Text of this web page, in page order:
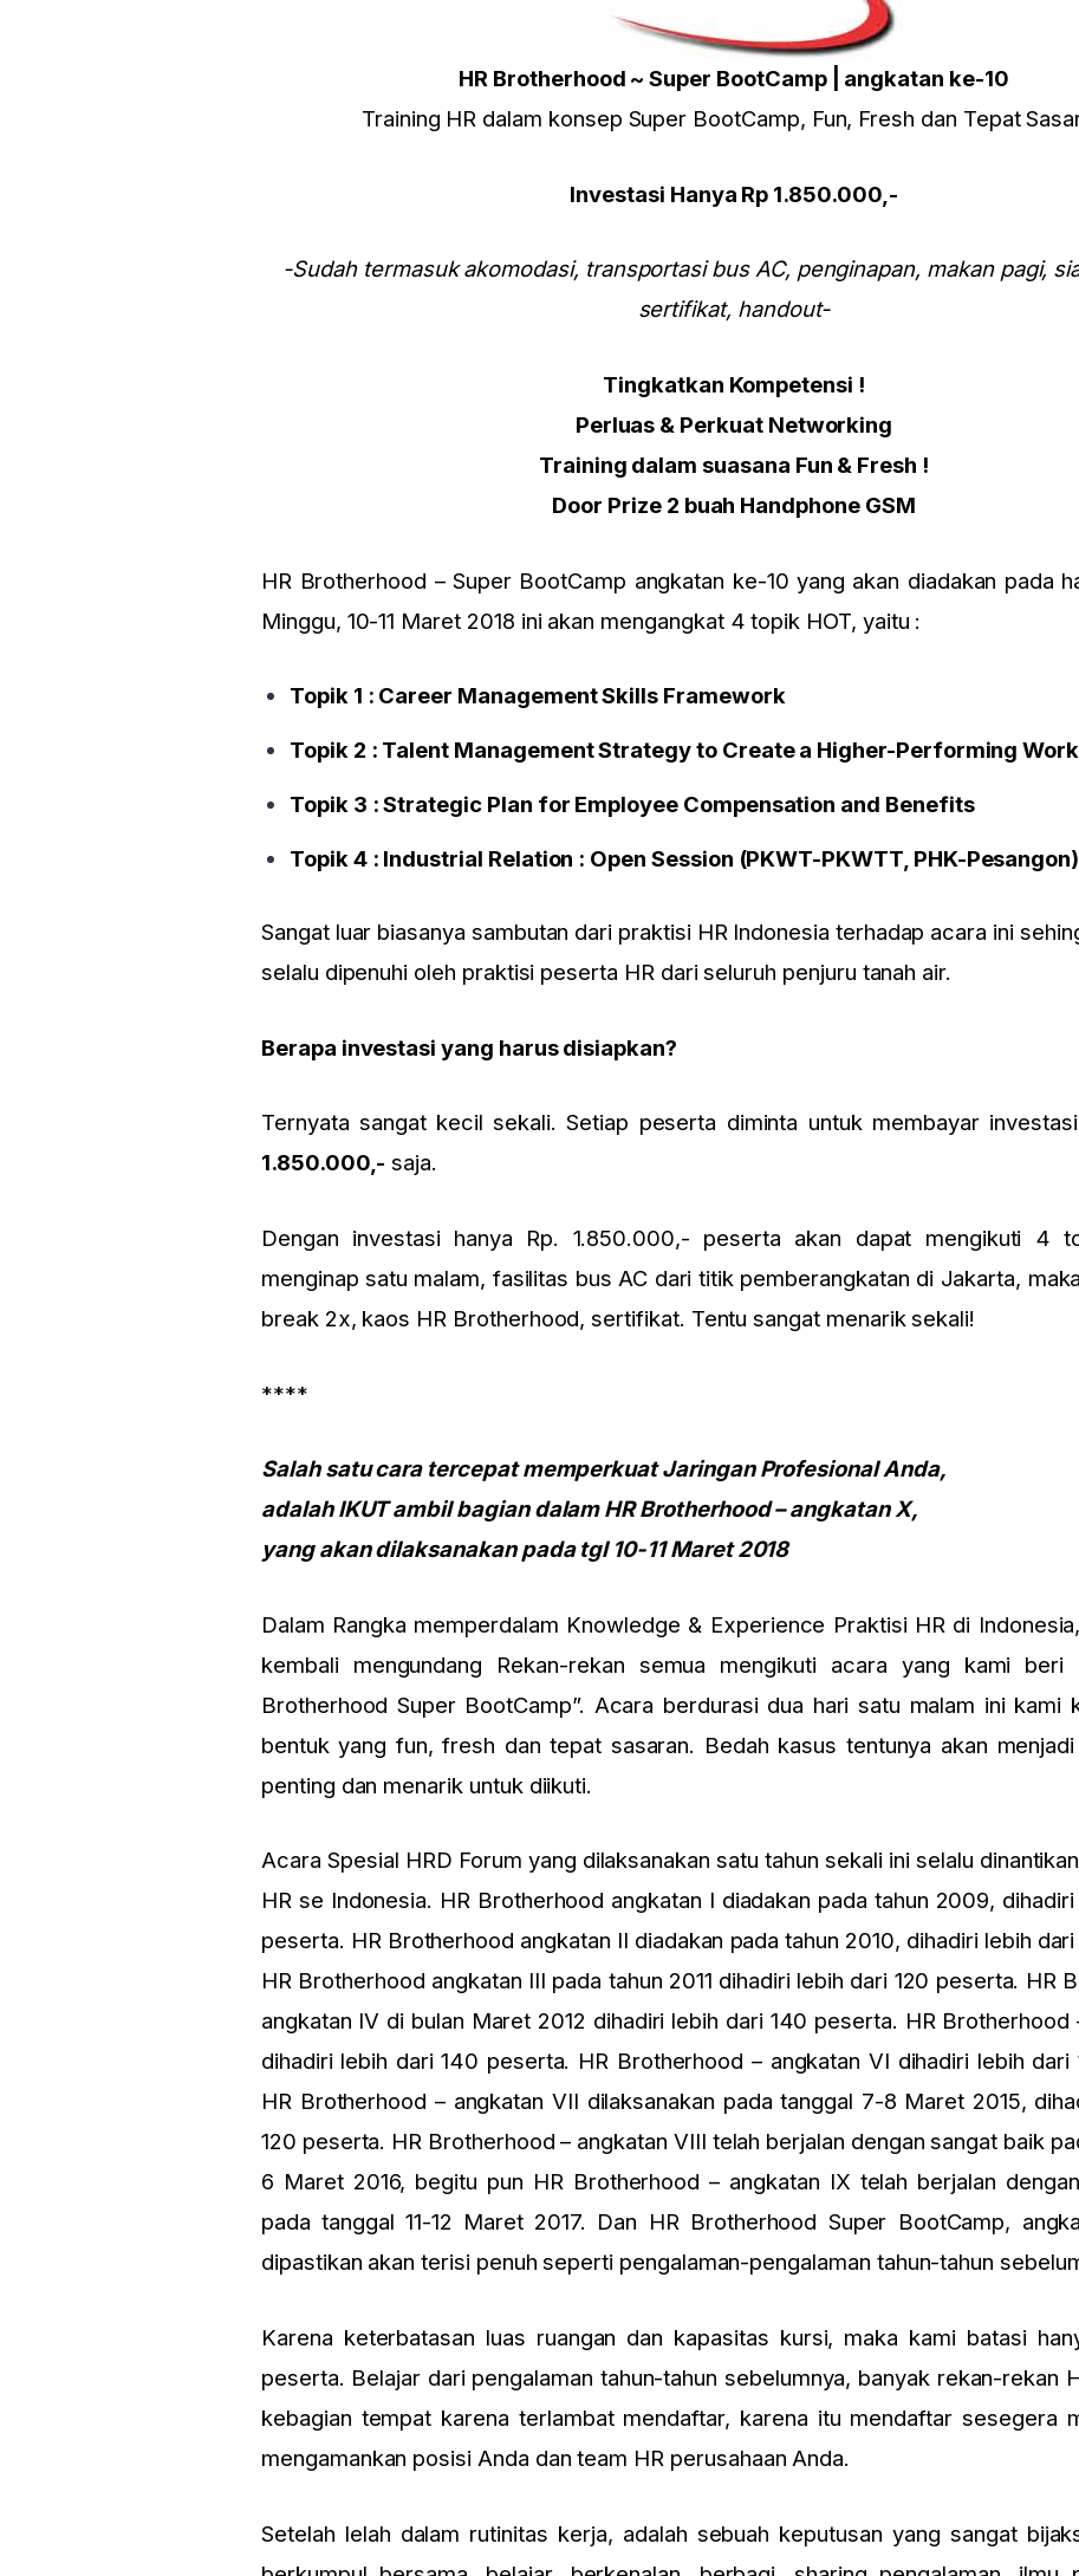
HR Brotherhood ~ Super BootCamp| angkatan ke-10
Training HR dalam konsep Super BootCamp, Fun, Fresh dan Tepat
Investasi Hanya Rp 1.850.000,-
-Sudah termasuk akomodasi, transportasi bus AC, penginapan, makan pagi,
sertifikat, handout-
Tingkatkan Kompetensi !
Perluas & Perkuat Networking
Training dalam suasana Fun & Fresh !
Door Prize 2 buah Handphone GSM
HR Brotherhood – Super BootCamp angkatan ke-10 yang akan diadakan pada
Minggu, 10-11 Maret 2018 ini akan mengangkat 4 topik HOT, yaitu :
Topik 1 : Career Management Skills Framework
Topik 2 : Talent Management Strategy to Create a Higher-Performing
Topik 3 : Strategic Plan for Employee Compensation and Benefits
Topik 4 : Industrial Relation : Open Session (PKWT-PKWTT, PHK-Pesangon)
Sangat luar biasanya sambutan dari praktisi HR Indonesia terhadap acara ini
selalu dipenuhi oleh praktisi peserta HR dari seluruh penjuru tanah air.
Berapa investasi yang harus disiapkan?
Ternyata sangat kecil sekali. Setiap peserta diminta untuk membayar investasi
1.850.000,- saja.
Dengan investasi hanya Rp. 1.850.000,- peserta akan dapat mengikuti 4
menginap satu malam, fasilitas bus AC dari titik pemberangkatan di Jakarta,
break 2x, kaos HR Brotherhood, sertifikat. Tentu sangat menarik sekali!
****
Salah satu cara tercepat memperkuat Jaringan Profesional Anda,
adalah IKUT ambil bagian dalam HR Brotherhood – angkatan X,
yang akan dilaksanakan pada tgl 10-11 Maret 2018
Dalam Rangka memperdalam Knowledge & Experience Praktisi HR di
kembali mengundang Rekan-rekan semua mengikuti acara yang kami beri
Brotherhood Super BootCamp”. Acara berdurasi dua hari satu malam ini kami
bentuk yang fun, fresh dan tepat sasaran. Bedah kasus tentunya akan
penting dan menarik untuk diikuti.
Acara Spesial HRD Forum yang dilaksanakan satu tahun sekali ini selalu
HR se Indonesia. HR Brotherhood angkatan I diadakan pada tahun 2009,
peserta. HR Brotherhood angkatan II diadakan pada tahun 2010, dihadiri lebih
HR Brotherhood angkatan III pada tahun 2011 dihadiri lebih dari 120 peserta. HR
angkatan IV di bulan Maret 2012 dihadiri lebih dari 140 peserta. HR Brotherhood
dihadiri lebih dari 140 peserta. HR Brotherhood – angkatan VI dihadiri lebih dari
HR Brotherhood – angkatan VII dilaksanakan pada tanggal 7-8 Maret 2015,
120 peserta. HR Brotherhood – angkatan VIII telah berjalan dengan sangat baik
6 Maret 2016, begitu pun HR Brotherhood – angkatan IX telah berjalan
pada tanggal 11-12 Maret 2017. Dan HR Brotherhood Super BootCamp,
dipastikan akan terisi penuh seperti pengalaman-pengalaman tahun-tahun
Karena keterbatasan luas ruangan dan kapasitas kursi, maka kami batasi
peserta. Belajar dari pengalaman tahun-tahun sebelumnya, banyak rekan-rekan
kebagian tempat karena terlambat mendaftar, karena itu mendaftar sesegera
mengamankan posisi Anda dan team HR perusahaan Anda.
Setelah lelah dalam rutinitas kerja, adalah sebuah keputusan yang sangat